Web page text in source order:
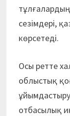
сезімдері,
көрсетеді.
Осы ретте
облыстық
отбасылық